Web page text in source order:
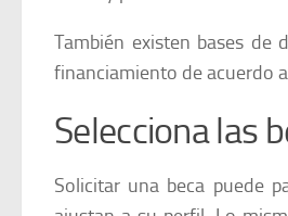
También existen bases
financiamiento de acuerdo
Selecciona las
Solicitar una beca puede